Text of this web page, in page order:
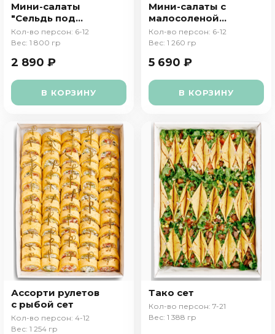
Мини-салаты
"Сельдь под
шубой"
Кол-во персон: 6-12
Вес: 1 800 гр
2 890 ₽
В КОРЗИНУ
Мини-салаты с
малосоленой
семгой
Кол-во персон: 6-12
Вес: 1 260 гр
5 690 ₽
В КОРЗИНУ
Ассорти рулетов
с рыбой сет
Кол-во персон: 4-12
Вес: 1 254 гр
Тако сет
Кол-во персон: 7-21
Вес: 1 388 гр